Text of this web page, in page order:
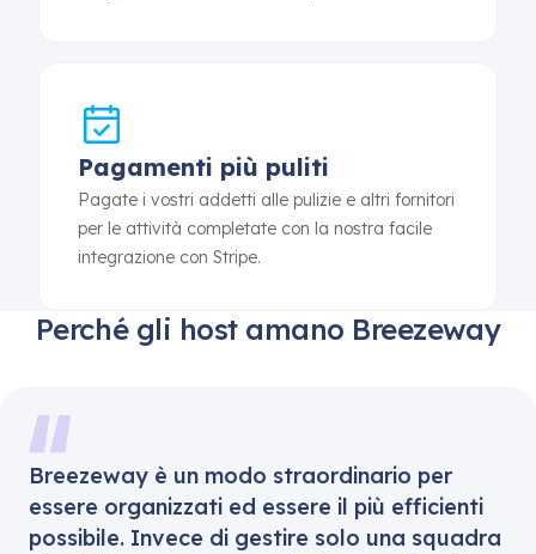
Pagamenti più puliti
Pagate i vostri addetti alle pulizie e altri fornitori
per le attività completate con la nostra facile
integrazione con Stripe.
Perché gli host amano Breezeway
Breezeway è un modo straordinario per
essere organizzati ed essere il più efficienti
possibile. Invece di gestire solo una squadra